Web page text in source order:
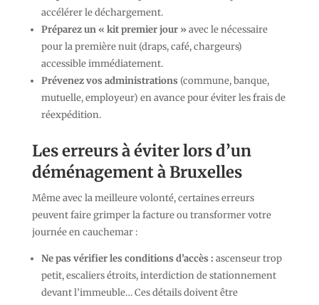
accélérer le déchargement.
Préparez un « kit premier jour »avec le nécessaire
pour la première nuit (draps, café, chargeurs)
accessible immédiatement.
Prévenez vos administrations (commune, banque,
mutuelle, employeur) en avance pour éviter les frais de
réexpédition.
Les erreurs à éviter lors d’un
déménagement à Bruxelles
Même avec la meilleure volonté, certaines erreurs
peuvent faire grimper la facture ou transformer votre
journée en cauchemar :
Ne pas vérifier les conditions d’accès : ascenseur trop
petit, escaliers étroits, interdiction de stationnement
devant l’immeuble… Ces détails doivent être